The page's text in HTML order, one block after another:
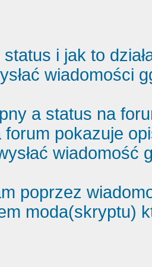
i jak to
wiadomości
a status na
pokazuje
poprzez
moda(skryptu)